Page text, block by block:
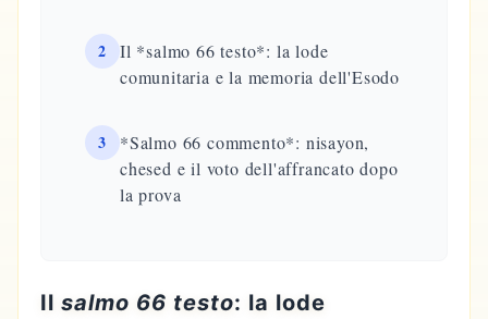
2
Il *salmo 66 testo*: la lode
comunitaria e la memoria dell'Esodo
3
*Salmo 66 commento*: nisayon,
chesed e il voto dell'affrancato dopo
la prova
Il salmo 66 testo: la lode